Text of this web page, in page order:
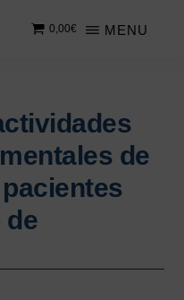
MENU
0,00€
de
de